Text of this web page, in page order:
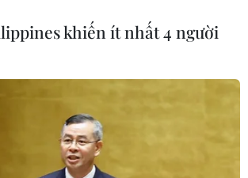
TẤN XÃ VIỆT NAM
NGUYỄN THỊ TÁM, KHÚC THANH
khiến ít nhất 4 người